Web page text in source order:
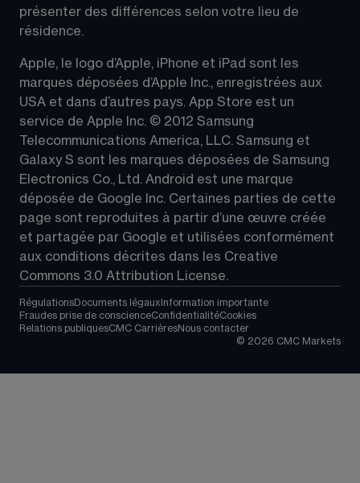
présenter des différences selon votre lieu de
résidence.
Apple, le logo d’Apple, iPhone et iPad sont les
marques déposées d’Apple Inc., enregistrées aux
USA et dans d’autres pays. App Store est un
service de Apple Inc. © 2012 Samsung
Telecommunications America, LLC. Samsung et
Galaxy S sont les marques déposées de Samsung
Electronics Co., Ltd. Android est une marque
déposée de Google Inc. Certaines parties de cette
page sont reproduites à partir d’une œuvre créée
et partagée par Google et utilisées conformément
aux conditions décrites dans les Creative
Commons 3.0 Attribution License.
RégulationsDocuments légaux Information importante
Fraudes prise de conscienceConfidentialitéCookies
Relations publiquesCMC CarrièresNous contacter
© 2026 CMC Markets